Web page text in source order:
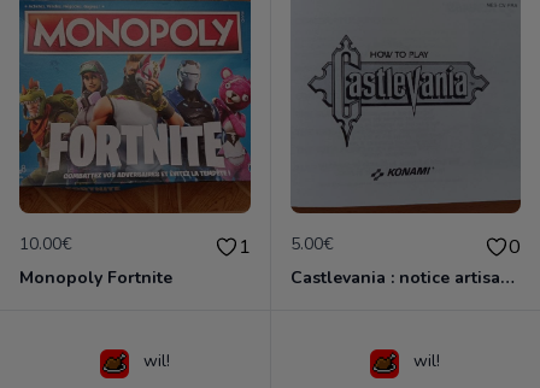
10.00€ 1
Monopoly Fortnite
5.00€ 0
Castlevania : notice artisanale
wil! wil!